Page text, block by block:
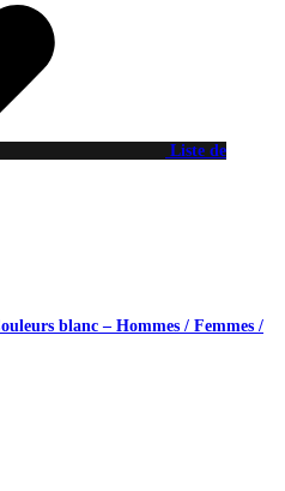
Liste de
blanc – Hommes / Femmes /